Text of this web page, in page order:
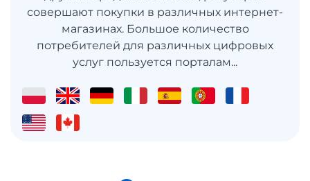
совершают покупки в различных интернет-
магазинах. Большое количество
потребителей для различных цифровых
услуг пользуется порталам...